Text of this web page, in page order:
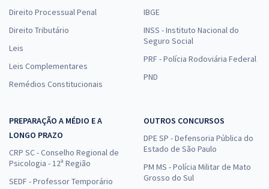
Direito Processual Penal
Direito Tributário
Leis
Leis Complementares
Remédios Constitucionais
IBGE
INSS - Instituto Nacional do
Seguro Social
PRF - Polícia Rodoviária Federal
PND
PREPARAÇÃO A MÉDIO E A
LONGO PRAZO
CRP SC - Conselho Regional de
Psicologia - 12ª Região
SEDF - Professor Temporário
OUTROS CONCURSOS
DPE SP - Defensoria Pública do
Estado de São Paulo
PM MS - Polícia Militar de Mato
Grosso do Sul